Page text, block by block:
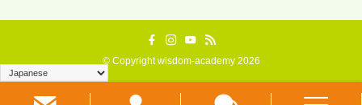
©Copyright wisdom-academy 2026